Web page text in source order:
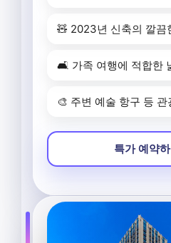
🧸 2023년 신축의 깔끔
🛋️ 가족 여행에 적합한
🎨 주변 예술 항구 등 관
특가 예약